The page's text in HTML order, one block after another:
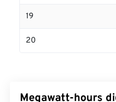
19
20
Megawatt-hours